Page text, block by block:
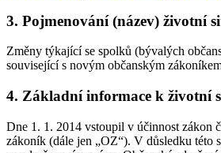
3. Pojmenování (název) životní
Změny týkající se spolků (bývalých
související s novým občanským
4. Základní informace k životní
Dne 1. 1. 2014 vstoupil v účinnost zákon
zákoník (dále jen „OZ“). V důsledku této